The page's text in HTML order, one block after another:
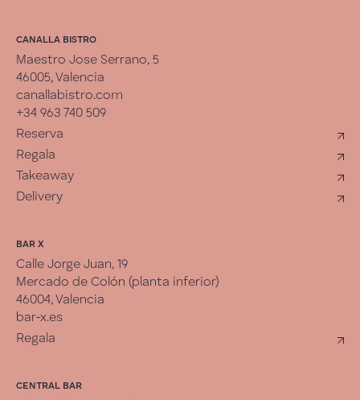
CANALLA BISTRO
Maestro Jose Serrano, 5
46005, Valencia
canallabistro.com
+34 963 740 509
Reserva
Regala
Takeaway
Delivery
BAR X
Calle Jorge Juan, 19
Mercado de Colón (planta inferior)
46004, Valencia
bar-x.es
Regala
CENTRAL BAR